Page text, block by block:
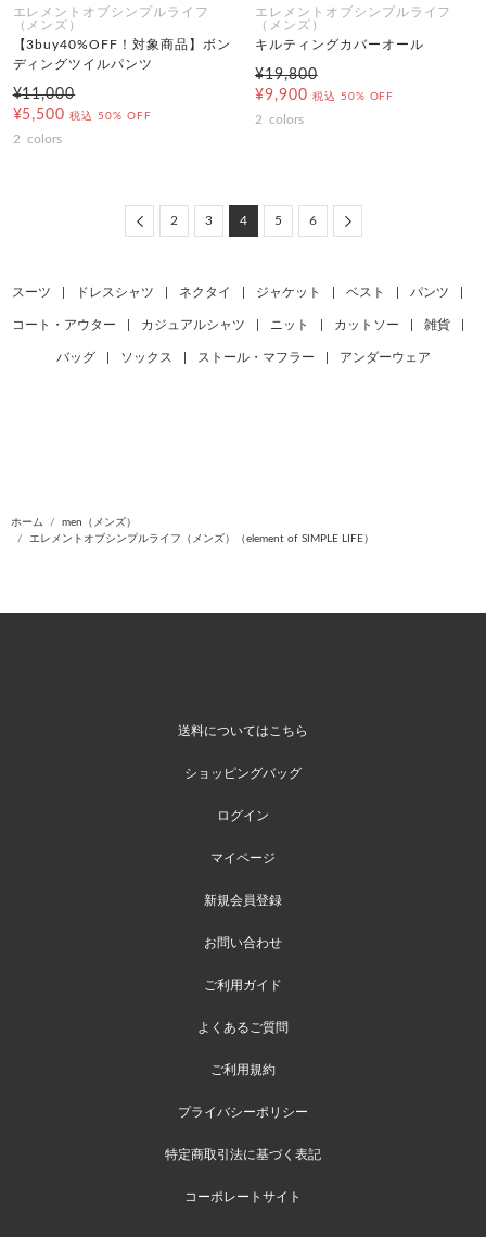
エレメントオブシンプルライフ
（メンズ）
【3buy40%OFF！対象商品】ボン
ディングツイルパンツ
¥11,000
¥5,500 税込 50% OFF
2 colors
エレメントオブシンプルライフ
（メンズ）
キルティングカバーオール
¥19,800
¥9,900 税込 50% OFF
2 colors
Previous
2 3 4 5 6 Next
スーツ ドレスシャツ ネクタイ ジャケット ベスト パンツ
コート・アウター カジュアルシャツ ニット カットソー 雑貨
バッグ ソックス ストール・マフラー アンダーウェア
ホーム
men（メンズ）
エレメントオブシンプルライフ（メンズ）（element of SIMPLE LIFE）
送料についてはこちら
ショッピングバッグ
ログイン
マイページ
新規会員登録
お問い合わせ
ご利用ガイド
よくあるご質問
ご利用規約
プライバシーポリシー
特定商取引法に基づく表記
コーポレートサイト